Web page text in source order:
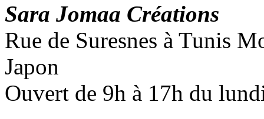
Sara Jomaa Créations
Rue de Suresnes à Tunis
Japon
Ouvert de 9h à 17h du